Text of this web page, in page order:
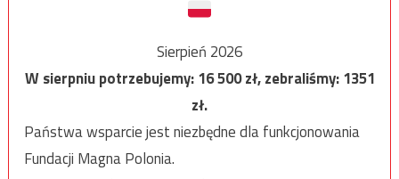
Sierpień 2026
W sierpniu potrzebujemy:16 500zł, zebraliśmy:1351
zł.
Państwa wsparcie jest niezbędne dla funkcjonowania
Fundacji Magna Polonia.